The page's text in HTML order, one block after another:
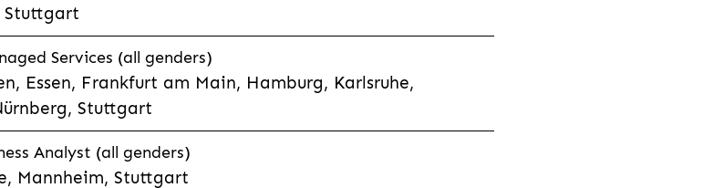
Stuttgart
Services (all genders)
Essen, Frankfurt am Main, Hamburg, Karlsruhe,
Stuttgart
Analyst (all genders)
Mannheim, Stuttgart